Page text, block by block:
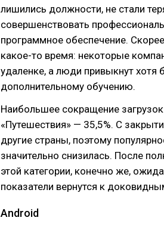
лишились должности, не стали
совершенствовать
программное обеспечение.
какое-то время: некоторые
удаленке, а люди привыкнут хотя
дополнительному обучению.
Наибольшее сокращение
«Путешествия» — 35,5%. С
другие страны, поэтому
значительно снизилась. После
этой категории, конечно же,
показатели вернутся к
Android